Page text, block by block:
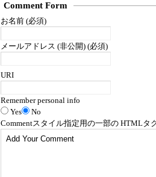
Comment Form
お名前 (必須)
メールアドレス (非公開) (必須)
URI
Remember personal info
Yes
No
Commentスタイル指定用の一部の HTMLタ